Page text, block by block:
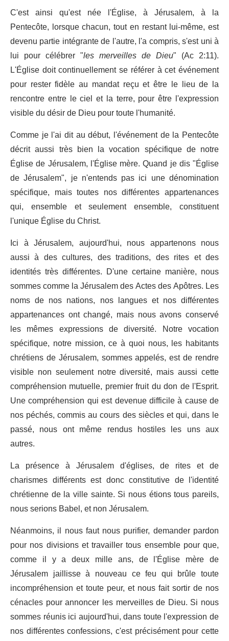
C'est ainsi qu'est née l'Église, à Jérusalem, à la
Pentecôte, lorsque chacun, tout en restant lui-même, est
devenu partie intégrante de l'autre, l'a compris, s'est uni à
lui pour célébrer "les merveilles de Dieu" (Ac 2:11).
L'Église doit continuellement se référer à cet événement
pour rester fidèle au mandat reçu et être le lieu de la
rencontre entre le ciel et la terre, pour être l'expression
visible du désir de Dieu pour toute l'humanité.
Comme je l'ai dit au début, l'événement de la Pentecôte
décrit aussi très bien la vocation spécifique de notre
Église de Jérusalem, l'Église mère. Quand je dis "Église
de Jérusalem", je n'entends pas ici une dénomination
spécifique, mais toutes nos différentes appartenances
qui, ensemble et seulement ensemble, constituent
l'unique Église du Christ.
Ici à Jérusalem, aujourd'hui, nous appartenons nous
aussi à des cultures, des traditions, des rites et des
identités très différentes. D'une certaine manière, nous
sommes comme la Jérusalem des Actes des Apôtres. Les
noms de nos nations, nos langues et nos différentes
appartenances ont changé, mais nous avons conservé
les mêmes expressions de diversité. Notre vocation
spécifique, notre mission, ce à quoi nous, les habitants
chrétiens de Jérusalem, sommes appelés, est de rendre
visible non seulement notre diversité, mais aussi cette
compréhension mutuelle, premier fruit du don de l'Esprit.
Une compréhension qui est devenue difficile à cause de
nos péchés, commis au cours des siècles et qui, dans le
passé, nous ont même rendus hostiles les uns aux
autres.
La présence à Jérusalem d'églises, de rites et de
charismes différents est donc constitutive de l'identité
chrétienne de la ville sainte. Si nous étions tous pareils,
nous serions Babel, et non Jérusalem.
Néanmoins, il nous faut nous purifier, demander pardon
pour nos divisions et travailler tous ensemble pour que,
comme il y a deux mille ans, de l'Église mère de
Jérusalem jaillisse à nouveau ce feu qui brûle toute
incompréhension et toute peur, et nous fait sortir de nos
cénacles pour annoncer les merveilles de Dieu. Si nous
sommes réunis ici aujourd'hui, dans toute l'expression de
nos différentes confessions, c'est précisément pour cette